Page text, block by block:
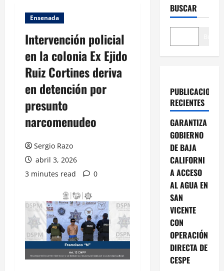
Ensenada
Intervención policial
en la colonia Ex Ejido
Ruiz Cortines deriva
en detención por
presunto
narcomenudeo
Sergio Razo
abril 3, 2026
3 minutes read
0
BUSCAR
PUBLICACIONES
RECIENTES
GARANTIZA
GOBIERNO
DE BAJA
CALIFORNI
A ACCESO
AL AGUA EN
SAN
VICENTE
CON
OPERACIÓN
DIRECTA DE
CESPE